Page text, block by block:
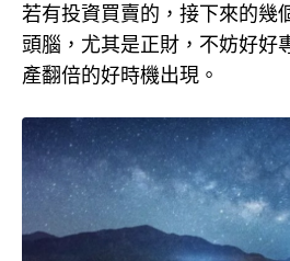
若有投資買賣的，接下來的幾
頭腦，尤其是正財，不妨好好
產翻倍的好時機出現。